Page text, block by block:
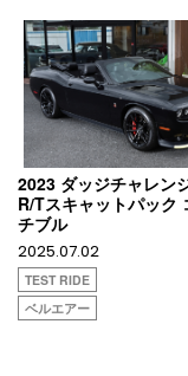
2023 ダッジチャレン
R/Tスキャットパック
チブル
2025.07.02
TEST RIDE
ベルエアー